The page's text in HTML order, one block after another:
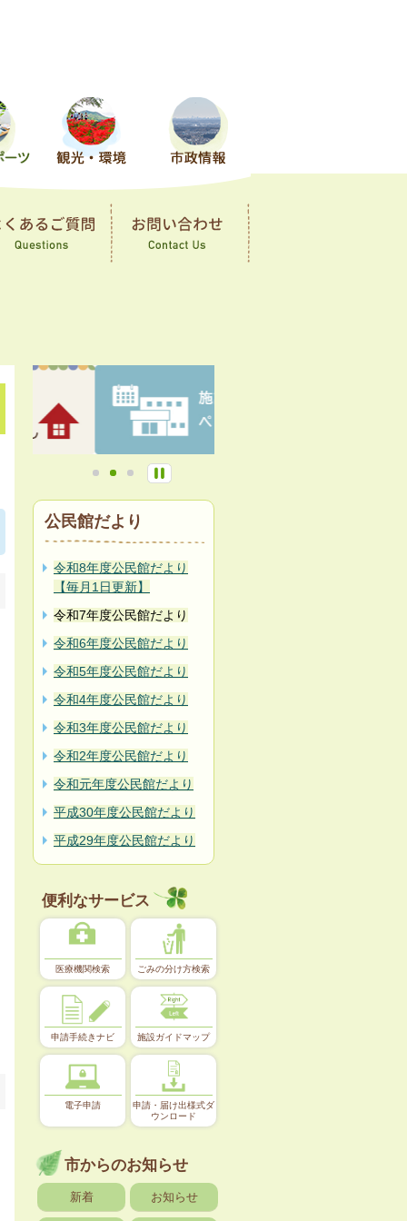
公民館だより
令和8年度公民館だより
【毎月1日更新】
令和7年度公民館だより
令和6年度公民館だより
令和5年度公民館だより
令和4年度公民館だより
令和3年度公民館だより
令和2年度公民館だより
令和元年度公民館だより
平成30年度公民館だより
平成29年度公民館だより
便利なサービス
医療機関検索 ごみの分け方検索
申請手続きナビ 施設ガイドマップ
電子申請
申請・届け出様式ダ
ウンロード
市からのお知らせ
新着 お知らせ